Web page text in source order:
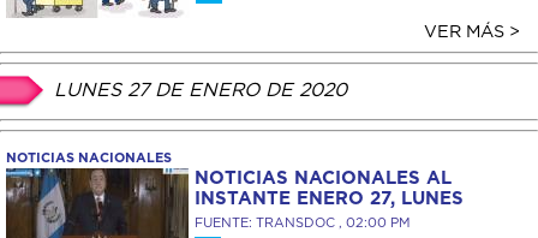
VER MÁS >
LUNES 27 DE ENERO DE 2020
NOTICIAS NACIONALES
NOTICIAS NACIONALES AL
INSTANTE ENERO 27, LUNES
FUENTE: TRANSDOC , 02:00 PM